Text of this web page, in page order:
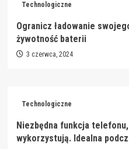
Technologiczne
Ogranicz ładowanie
żywotność baterii
3 czerwca, 2024
Technologiczne
Niezbędna funkcja
wykorzystują. Idealna